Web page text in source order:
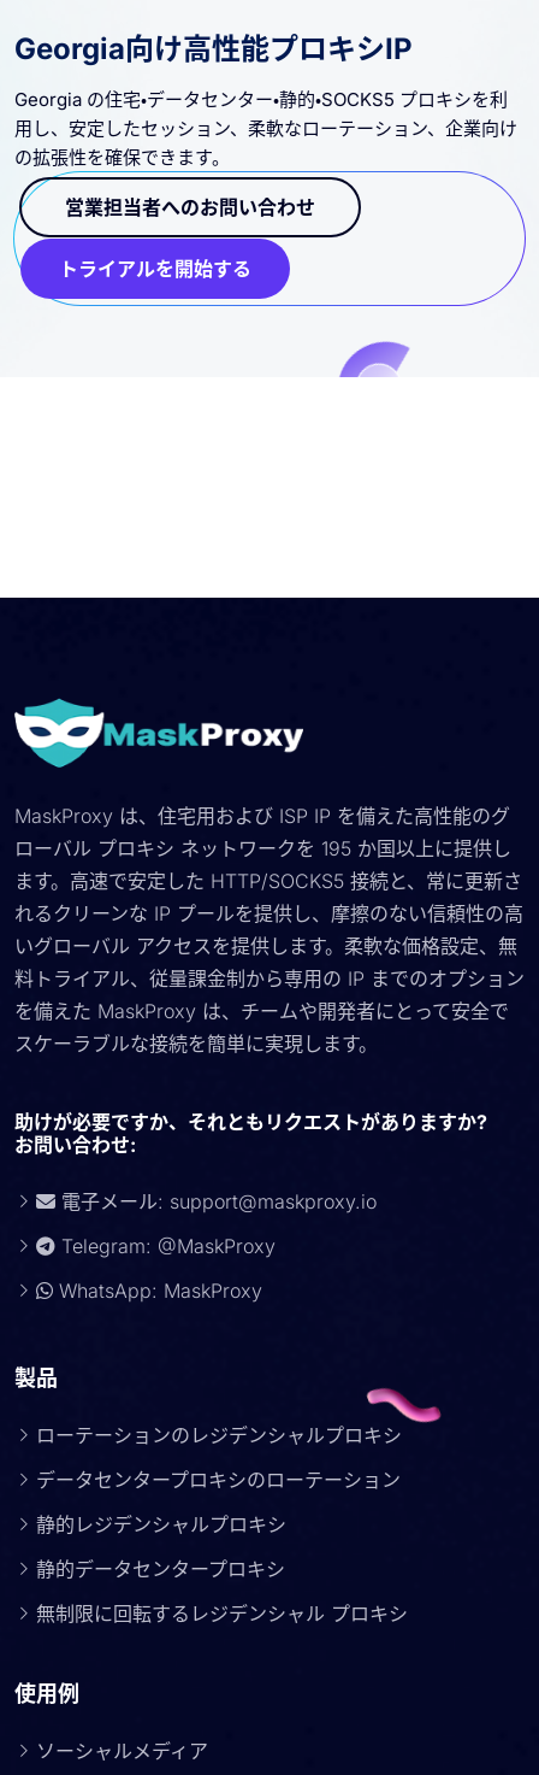
Georgia向け高性能プロキシIP
Georgia の住宅・データセンター・静的・SOCKS5 プロキシを利
用し、安定したセッション、柔軟なローテーション、企業向け
の拡張性を確保できます。
営業担当者へのお問い合わせ
トライアルを開始する
MaskProxy は、住宅用および ISP IP を備えた高性能のグ
ローバル プロキシ ネットワークを 195 か国以上に提供し
ます。高速で安定した HTTP/SOCKS5 接続と、常に更新さ
れるクリーンな IP プールを提供し、摩擦のない信頼性の高
いグローバル アクセスを提供します。柔軟な価格設定、無
料トライアル、従量課金制から専用の IP までのオプション
を備えた MaskProxy は、チームや開発者にとって安全で
スケーラブルな接続を簡単に実現します。
助けが必要ですか、それともリクエストがありますか?
お問い合わせ:
電子メール: support@maskproxy.io
Telegram: @MaskProxy
WhatsApp: MaskProxy
製品
ローテーションのレジデンシャルプロキシ
データセンタープロキシのローテーション
静的レジデンシャルプロキシ
静的データセンタープロキシ
無制限に回転するレジデンシャル プロキシ
使用例
ソーシャルメディア